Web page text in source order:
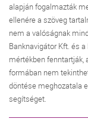
alapján fogalmazták
ellenére a szöveg
nem a valóságnak
Banknavigátor Kft. és
mértékben
formában nem
döntése meghozatala
segítséget.